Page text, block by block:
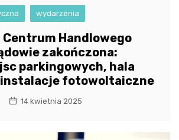
wydarzenia
Centrum Handlowego
zakończona:
parkingowych, hala
fotowoltaiczne
14 kwietnia 2025